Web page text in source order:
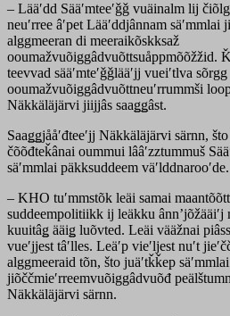
– Lääʹdd Sääʹmteeʹǧǧ vuäinalm lij
neuʹrree âʹpet Lääʹddjânnam
alggmeeran di meeraikõskksaž
ooumažvuõiggâdvuõttsuåppmõõžžid.
teevvad sääʹmteʹǧǧlääʹjj vueiʹtlva sõrgg
ooumažvuõiggâdvuõttneuʹrrummši
Näkkäläjärvi jiijjâs saaǥǥâst.
Saaǥǥjååʹđteeʹjj Näkkäläjärvi särnn,
čõõđteǩânai oummui lââʹzztummuš
säʹmmlai päkksuddeem väʹlddnarooʹde.
– KHO tuʹmmstõk leäi samai
suddeempolitiikk ij leäkku ânnʼjõžääiʹj
kuuitâǥ ääiǥ luõvted. Leäi vääžnai
vueʹjjest tâʹlles. Leäʹp vieʹljest nuʹt
alggmeeraid tõn, što juäʹtǩǩep säʹmmlai
jiõččmieʹrreemvuõiggâdvuõđ
Näkkäläjärvi särnn.